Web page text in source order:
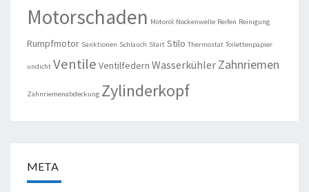
Motorschaden Motoröl Nockenwelle Reifen Reinigung
Rumpfmotor Sanktionen Schlauch Start Stilo Thermostat Toilettenpapier
undicht Ventile Ventilfedern Wasserkühler Zahnriemen
Zahnriemenabdeckung Zylinderkopf
META